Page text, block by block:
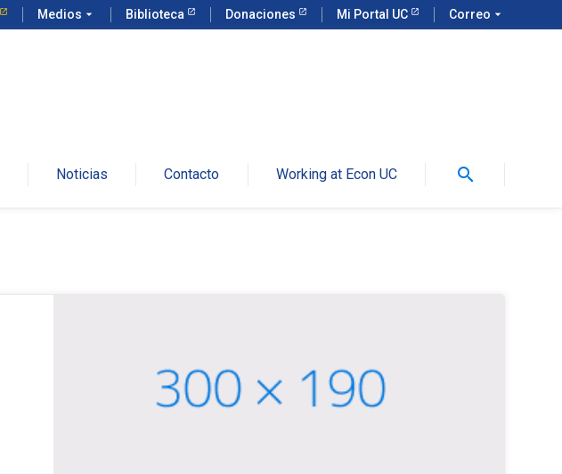
Medios arrow_drop_down Biblioteca Donaciones Mi Portal UC Correo arrow_drop_down
Noticias Contacto Working at Econ UC search